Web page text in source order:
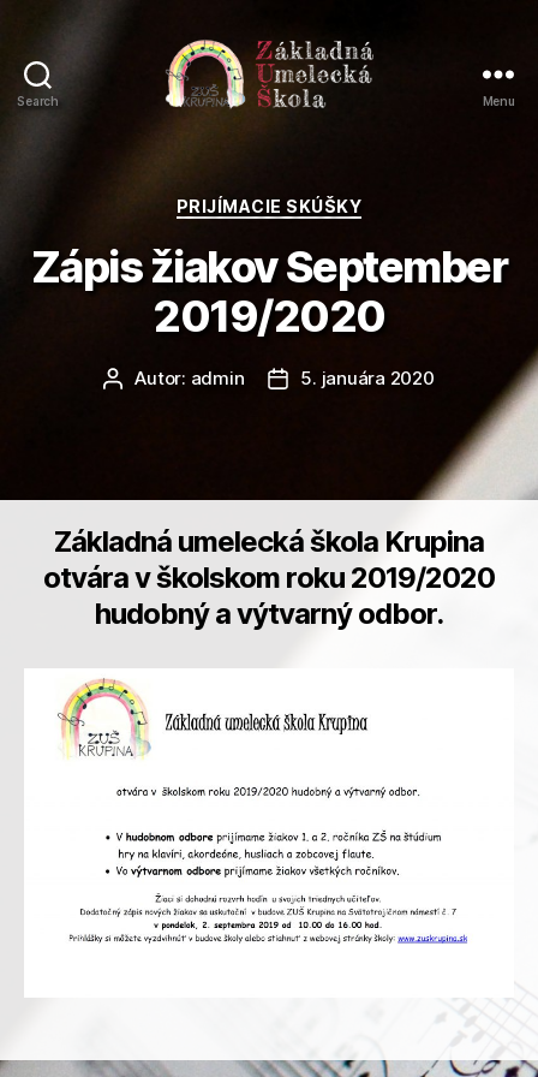
Search
Krupina
Menu
Kategórie
PRIJÍMACIE SKÚŠKY
Zápis žiakov September
2019/2020
AutorAutor: admin
Dátum
5. januára 2020
Základná umelecká škola Krupina
otvára v školskom roku 2019/2020
hudobný a výtvarný odbor.